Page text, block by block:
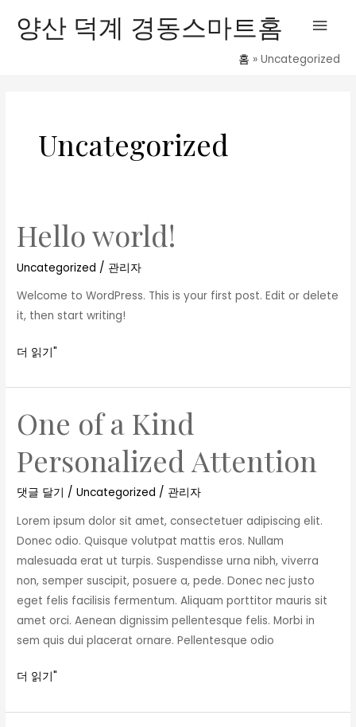
양산 덕계 경동스마트홈
메
인
홈 Uncategorized
Uncategorized
Hello world!
Uncategorized / 관리자
Welcome to WordPress. This is your first post. Edit or delete
it, then start writing!
Hello
world!
더 읽기"
One of a Kind
Personalized Attention
댓글 달기 /Uncategorized / 관리자
Lorem ipsum dolor sit amet, consectetuer adipiscing elit.
Donec odio. Quisque volutpat mattis eros. Nullam
malesuada erat ut turpis. Suspendisse urna nibh, viverra
non, semper suscipit, posuere a, pede. Donec nec justo
eget felis facilisis fermentum. Aliquam porttitor mauris sit
amet orci. Aenean dignissim pellentesque felis. Morbi in
sem quis dui placerat ornare. Pellentesque odio
One
of
a
Kind
Personalized
Attention
더 읽기"